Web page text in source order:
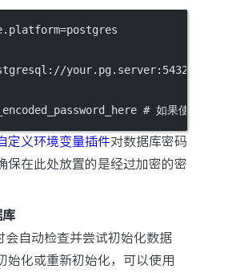
=postgres
your.pg.server:5432/nacos?
# 如果使用了自
定义环境变量插件对数据库密码
保在此处放置的是经过加密的密
会自动检查并尝试初始化数据
始化或重新初始化，可以使用